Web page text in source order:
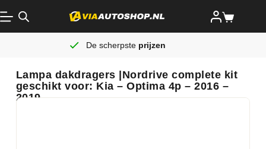
De scherpste prijzen
Lampa dakdragers |Nordrive complete kit
geschikt voor: Kia – Optima 4p – 2016 –
2019